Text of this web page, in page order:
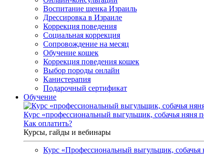
Воспитание щенка Израиль
Дрессировка в Израиле
Коррекция поведения
Социальная коррекция
Сопровождение на месяц
Обучение кошек
Коррекция поведения кошек
Выбор породы онлайн
Канистерапия
Подарочный сертификат
Обучение
Курс «профессиональный выгульщик, собачья няня
Как оплатить?
Курсы, гайды и вебинары
Курс «Профессиональный выгульщик, собачья